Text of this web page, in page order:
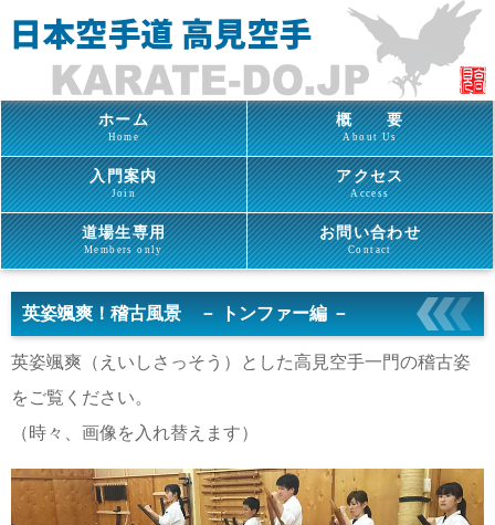
ホーム
Home
概 要
About Us
入門案内
Join
アクセス
Access
道場生専用
Members only
お問い合わせ
Contact
英姿颯爽！稽古風景 － トンファー編 －
英姿颯爽（えいしさっそう）とした高見空手一門の稽古姿
をご覧ください。
（時々、画像を入れ替えます）